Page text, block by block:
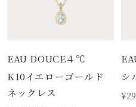
EAU DOUCE４℃
K10イエローゴールド
ネックレス
シ